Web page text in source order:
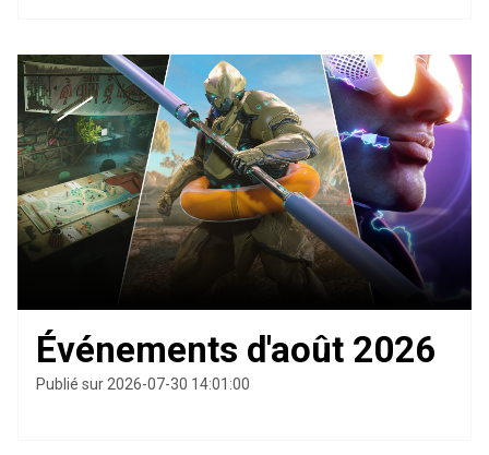
Événements d'août 2026
Publié sur 2026-07-30 14:01:00